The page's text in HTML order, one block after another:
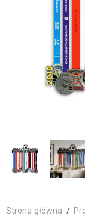
Strona główna /